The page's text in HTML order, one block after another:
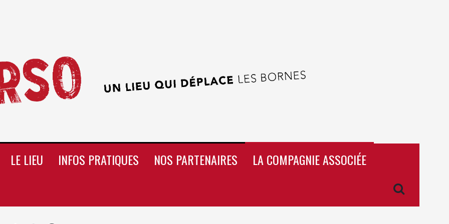
LE LIEU INFOS PRATIQUES NOS PARTENAIRES
LA COMPAGNIE ASSOCIÉE